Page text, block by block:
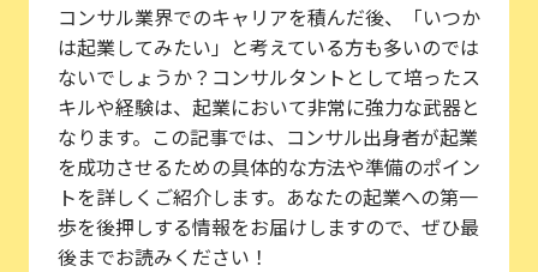
コンサル業界でのキャリアを積んだ後、「いつか
は起業してみたい」と考えている方も多いのでは
ないでしょうか？コンサルタントとして培ったス
キルや経験は、起業において非常に強力な武器と
なります。この記事では、コンサル出身者が起業
を成功させるための具体的な方法や準備のポイン
トを詳しくご紹介します。あなたの起業への第一
歩を後押しする情報をお届けしますので、ぜひ最
後までお読みください！